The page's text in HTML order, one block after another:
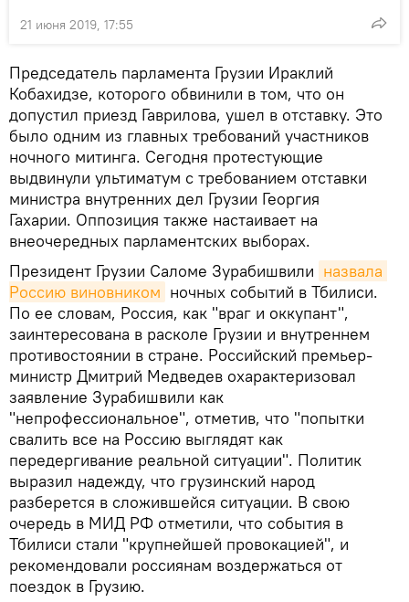
21 июня 2019, 17:55
Председатель парламента Грузии Ираклий
Кобахидзе, которого обвинили в том, что он
допустил приезд Гаврилова, ушел в отставку. Это
было одним из главных требований участников
ночного митинга. Сегодня протестующие
выдвинули ультиматум с требованием отставки
министра внутренних дел Грузии Георгия
Гахарии. Оппозиция также настаивает на
внеочередных парламентских выборах.
Президент Грузии Саломе Зурабишвили назвала
Россию виновником ночных событий в Тбилиси.
По ее словам, Россия, как "враг и оккупант",
заинтересована в расколе Грузии и внутреннем
противостоянии в стране. Российский премьер-
министр Дмитрий Медведев охарактеризовал
заявление Зурабишвили как
"непрофессиональное", отметив, что "попытки
свалить все на Россию выглядят как
передергивание реальной ситуации". Политик
выразил надежду, что грузинский народ
разберется в сложившейся ситуации. В свою
очередь в МИД РФ отметили, что события в
Тбилиси стали "крупнейшей провокацией", и
рекомендовали россиянам воздержаться от
поездок в Грузию.